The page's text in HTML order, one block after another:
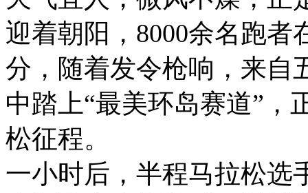
迎着朝阳，8000余名跑者
分，随着发令枪响，来自
中踏上“最美环岛赛道”，
松征程。
一小时后，半程马拉松选